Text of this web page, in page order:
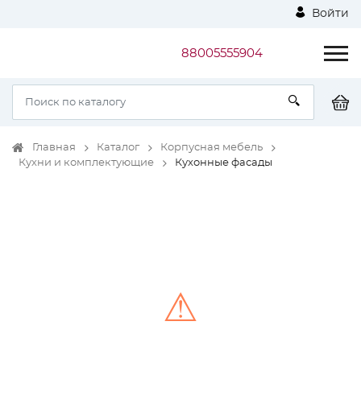
Войти
88005555904
Главная Каталог
Корпусная мебель
Кухни и комплектующие
Кухонные фасады
⚠